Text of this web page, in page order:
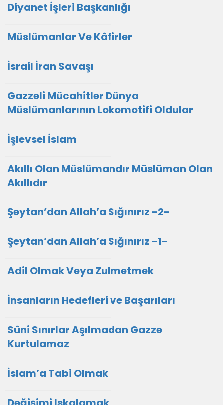
Diyanet İşleri Başkanlığı
Müslümanlar Ve Kâfirler
İsrail İran Savaşı
Gazzeli Mücahitler Dünya
Müslümanlarının Lokomotifi Oldular
İşlevsel İslam
Akıllı Olan Müslümandır Müslüman Olan
Akıllıdır
Şeytan’dan Allah’a Sığınırız -2-
Şeytan’dan Allah’a Sığınırız -1-
Adil Olmak Veya Zulmetmek
İnsanların Hedefleri ve Başarıları
Sûni Sınırlar Aşılmadan Gazze
Kurtulamaz
İslam’a Tabi Olmak